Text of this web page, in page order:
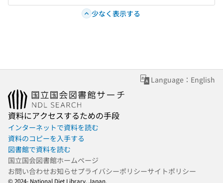
少なく表示する
Language：English
資料にアクセスするための手段
インターネットで資料を読む
資料のコピーを入手する
図書館で資料を読む
国立国会図書館ホームページ
お問い合わせお知らせプライバシーポリシーサイトポリシー
© 2024- National Diet Library, Japan.